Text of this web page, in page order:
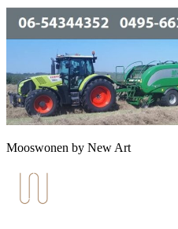
Mooswonen by New Art